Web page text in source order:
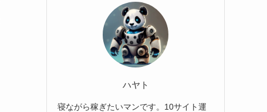
ハヤト
寝ながら稼ぎたいマンです。10サイト運